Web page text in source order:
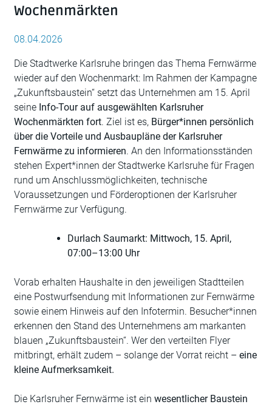
Wochenmärkten
08.04.2026
Die Stadtwerke Karlsruhe bringen das Thema Fernwärme
wieder auf den Wochenmarkt: Im Rahmen der Kampagne
„Zukunftsbaustein“ setzt das Unternehmen am 15. April
seine Info-Tour auf ausgewählten Karlsruher
Wochenmärkten fort. Ziel ist es, Bürger*innen persönlich
über die Vorteile und Ausbaupläne der Karlsruher
Fernwärme zu informieren. An den Informationsständen
stehen Expert*innen der Stadtwerke Karlsruhe für Fragen
rund um Anschlussmöglichkeiten, technische
Voraussetzungen und Förderoptionen der Karlsruher
Fernwärme zur Verfügung.
Durlach Saumarkt: Mittwoch, 15. April,
07:00–13:00 Uhr
Vorab erhalten Haushalte in den jeweiligen Stadtteilen
eine Postwurfsendung mit Informationen zur Fernwärme
sowie einem Hinweis auf den Infotermin. Besucher*innen
erkennen den Stand des Unternehmens am markanten
blauen „Zukunftsbaustein“. Wer den verteilten Flyer
mitbringt, erhält zudem – solange der Vorrat reicht – eine
kleine Aufmerksamkeit.
Die Karlsruher Fernwärme ist ein wesentlicher Baustein